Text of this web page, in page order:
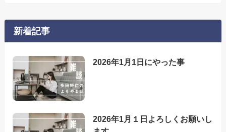
新着記事
2026年1月1日にやった事
2026年1月１日よろしくお願いし